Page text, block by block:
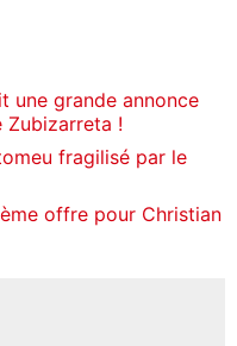
une grande annonce
Zubizarreta !
fragilisé par le
offre pour Christian